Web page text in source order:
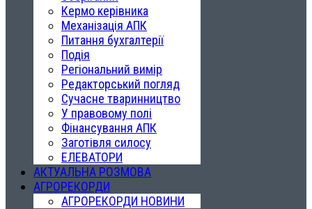
Кермо керівника
Механізація АПК
Питання бухгалтерії
Подія
Регіональний вимір
Редакторський погляд
Сучасне тваринництво
У правовому полі
Фінансування АПК
Заготівля силосу
ЕЛЕВАТОРИ
АКТУАЛЬНА РОЗМОВА
АГРОРЕКОРДИ
АГРОРЕКОРДИ НОВИНИ